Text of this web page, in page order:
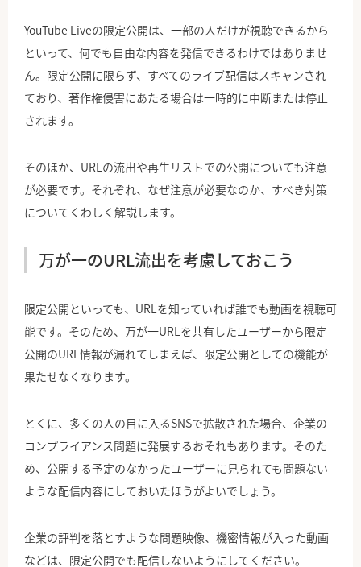
YouTube Liveの限定公開は、一部の人だけが視聴できるから
といって、何でも自由な内容を発信できるわけではありませ
ん。限定公開に限らず、すべてのライブ配信はスキャンされ
ており、著作権侵害にあたる場合は一時的に中断または停止
されます。
そのほか、URLの流出や再生リストでの公開についても注意
が必要です。それぞれ、なぜ注意が必要なのか、すべき対策
についてくわしく解説します。
万が一のURL流出を考慮しておこう
限定公開といっても、URLを知っていれば誰でも動画を視聴可
能です。そのため、万が一URLを共有したユーザーから限定
公開のURL情報が漏れてしまえば、限定公開としての機能が
果たせなくなります。
とくに、多くの人の目に入るSNSで拡散された場合、企業の
コンプライアンス問題に発展するおそれもあります。そのた
め、公開する予定のなかったユーザーに見られても問題ない
ような配信内容にしておいたほうがよいでしょう。
企業の評判を落とすような問題映像、機密情報が入った動画
などは、限定公開でも配信しないようにしてください。